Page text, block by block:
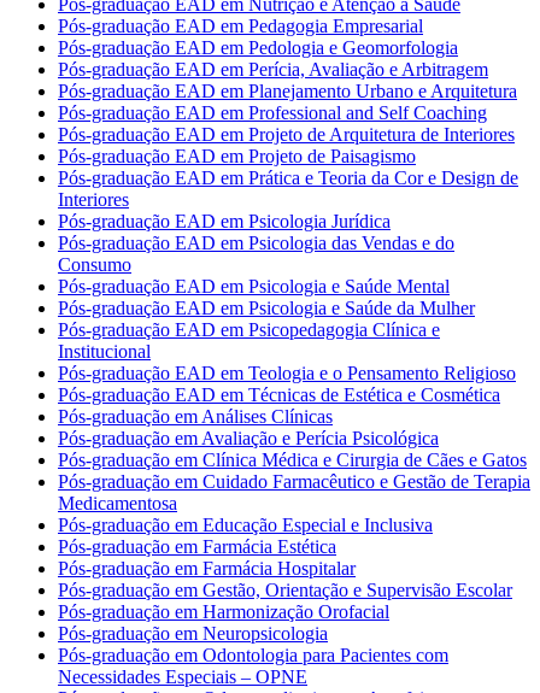
Pós-graduação EAD em Nutrição e Atenção à Saúde
Pós-graduação EAD em Pedagogia Empresarial
Pós-graduação EAD em Pedologia e Geomorfologia
Pós-graduação EAD em Perícia, Avaliação e Arbitragem
Pós-graduação EAD em Planejamento Urbano e Arquitetura
Pós-graduação EAD em Professional and Self Coaching
Pós-graduação EAD em Projeto de Arquitetura de Interiores
Pós-graduação EAD em Projeto de Paisagismo
Pós-graduação EAD em Prática e Teoria da Cor e Design de
Interiores
Pós-graduação EAD em Psicologia Jurídica
Pós-graduação EAD em Psicologia das Vendas e do
Consumo
Pós-graduação EAD em Psicologia e Saúde Mental
Pós-graduação EAD em Psicologia e Saúde da Mulher
Pós-graduação EAD em Psicopedagogia Clínica e
Institucional
Pós-graduação EAD em Teologia e o Pensamento Religioso
Pós-graduação EAD em Técnicas de Estética e Cosmética
Pós-graduação em Análises Clínicas
Pós-graduação em Avaliação e Perícia Psicológica
Pós-graduação em Clínica Médica e Cirurgia de Cães e Gatos
Pós-graduação em Cuidado Farmacêutico e Gestão de Terapia
Medicamentosa
Pós-graduação em Educação Especial e Inclusiva
Pós-graduação em Farmácia Estética
Pós-graduação em Farmácia Hospitalar
Pós-graduação em Gestão, Orientação e Supervisão Escolar
Pós-graduação em Harmonização Orofacial
Pós-graduação em Neuropsicologia
Pós-graduação em Odontologia para Pacientes com
Necessidades Especiais – OPNE